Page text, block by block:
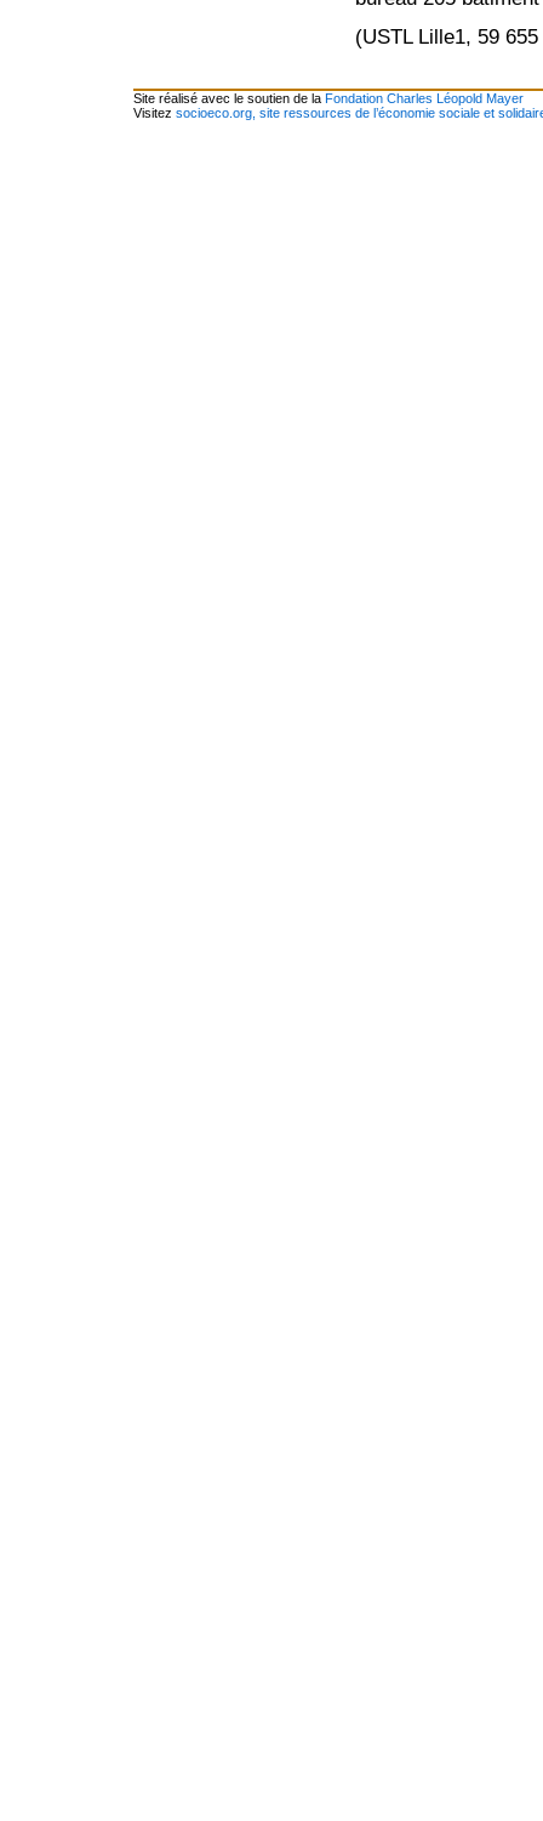
(USTL Lille1, 59
Site réalisé avec le soutien de la Fondation Charles Léopold Mayer
Visitez socioeco.org, site ressources de l’économie sociale et